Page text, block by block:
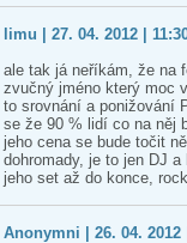
limu | 27. 04. 2012 |
ale tak já neříkám, že na
zvučný jméno který moc
to srovnání a ponižování
se že 90 % lidí co na něj
jeho cena se bude točit
dohromady, je to jen DJ
jeho set až do konce,
Anonymni | 26. 04. 2012